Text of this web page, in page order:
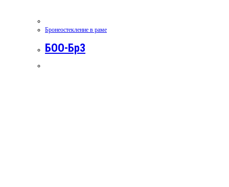
Бронеостекление в раме
БОО-Бр3